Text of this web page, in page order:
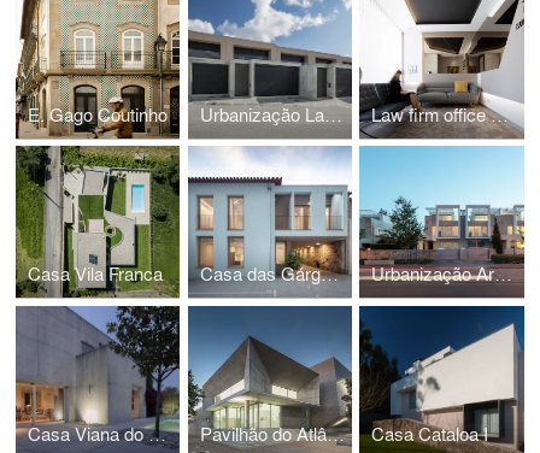
E. Gago Coutinho Urbanização Lamosa Law firm office Susana Pereira, Roberta Miotti and Rute de Sousa Reis
Casa Vila Franca Casa das Gárgulas Urbanização Areosa
Casa Viana do Castelo II Pavilhão do Atlântico Casa Cataloa I